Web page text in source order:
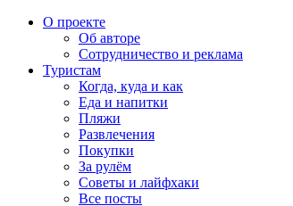
О проекте
Об авторе
Сотрудничество и реклама
Туристам
Когда, куда и как
Еда и напитки
Пляжи
Развлечения
Покупки
За рулём
Советы и лайфхаки
Все посты